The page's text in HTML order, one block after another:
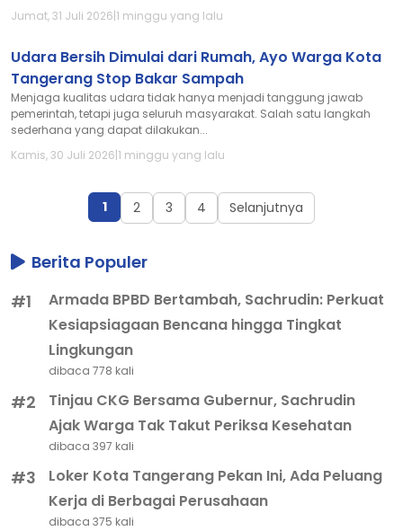
Jumat, 31 Juli 2026|1 minggu yang lalu
Udara Bersih Dimulai dari Rumah, Ayo Warga Kota
Tangerang Stop Bakar Sampah
Menjaga kualitas udara tidak hanya menjadi tanggung jawab
pemerintah, tetapi juga seluruh masyarakat. Salah satu langkah
sederhana yang dapat dilakukan...
Kamis, 30 Juli 2026|1 minggu yang lalu
1 2 3 4 Selanjutnya
Berita Populer
#1
Armada BPBD Bertambah, Sachrudin: Perkuat
Kesiapsiagaan Bencana hingga Tingkat
Lingkungan
dibaca 778 kali
#2
Tinjau CKG Bersama Gubernur, Sachrudin
Ajak Warga Tak Takut Periksa Kesehatan
dibaca 397 kali
#3
Loker Kota Tangerang Pekan Ini, Ada Peluang
Kerja di Berbagai Perusahaan
dibaca 375 kali